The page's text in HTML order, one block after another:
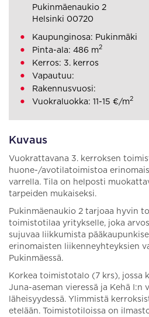
Kuvaus
Vuokrattavana 3. kerroksen
huone-/avotilatoimistoa
varrella. Tila on helposti
tarpeiden mukaiseksi.
Pukinmäenaukio 2 tarjoaa hyvin
toimistotilaa yritykselle, joka
sujuvaa liikkumista
erinomaisten liikenneyhteyksien
Pukinmäessä.
Korkea toimistotalo (7 krs), jossa
Juna-aseman vieressä ja Kehä I:n
läheisyydessä. Ylimmistä
etelään. Toimistotiloissa on
Pukinmäenaukio 2
Helsinki 00720
Kaupunginosa: Pukinmäki
Pinta-ala: 486 m2
Kerros: 3. kerros
Vapautuu:
Rakennusvuosi:
Vuokraluokka: 11-15 €/m2